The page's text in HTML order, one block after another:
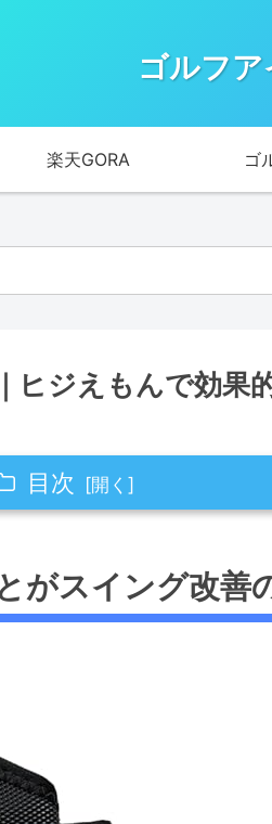
ゴルフ
楽天GORA ゴ
ヒジえもんで効果
目次
スイングのリスク
飛距離ロス
イング抑制とトップポジシ
化とスイング方向の安定
がスイング改善